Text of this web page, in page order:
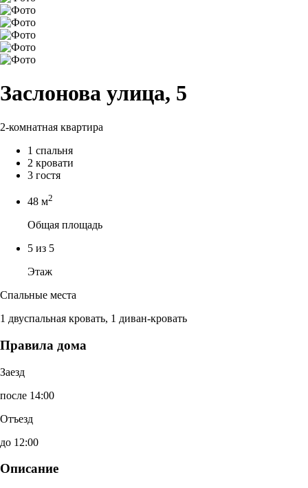
Заслонова улица, 5
2-комнатная квартира
1 спальня
2 кровати
3 гостя
48 м2
Общая площадь
5 из 5
Этаж
Спальные места
1 двуспальная кровать, 1 диван-кровать
Правила дома
Заезд
после 14:00
Отъезд
до 12:00
Описание